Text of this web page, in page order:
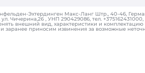
Эхтердинген Макс-Ланг Штр., 40-46,
Чичерина,26 , УНП 290429086, тел.
внешний вид, характеристики и
заранее приносим извинения за возможные